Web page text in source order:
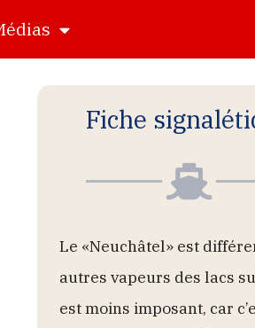
Fiche
Le «Neuchâtel» est
autres vapeurs des lacs
est moins imposant, car